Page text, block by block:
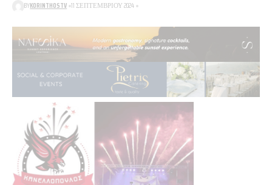
BYKORINTHOSTV 11 ΣΕΠΤΕΜΒΡΊΟΥ 2024